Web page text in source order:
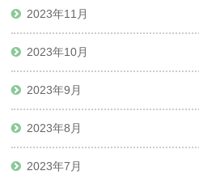
2023年11月
2023年10月
2023年9月
2023年8月
2023年7月